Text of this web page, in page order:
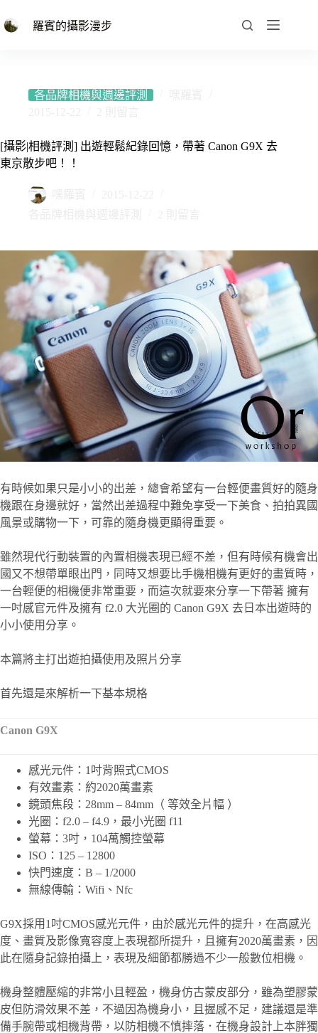
至
羅賓的攝影漫步
各品牌相機與週邊評測
[攝影|相機評測] 出遊輕鬆紀錄回憶，帶著 Canon G9X 去
東京散步吧！！
有時候如果只是小小的出差，總會希望有一台輕便畫質好的隨身
機跟在身邊就好，當然出差過程中難免享受一下美食、拍拍異國
風景或購物一下，可靠的隨身機更顯得重要 。
雖然現代行動裝置的內置相機表現已經不差，但有時候有機會出
國又不想帶單眼出門，同時又想要比手機相機有更好的畫質時，
一台輕便的相機便非常重要，而這次就要來分享一下帶著 擁有
一吋感官元件及擁有 f2.0 大光圈的 Canon G9X 去日本出遊時的
小小使用分享 。
本篇將主打出遊拍攝使用及照片分享
首先還是來解析一下基本規格
Canon G9X
感光元件：1吋背照式CMOS
有效畫素：約2020萬畫素
鏡頭焦段：28mm – 84mm（ 等效全片幅 ）
光圈：f2.0 – f4.9，最小光圈 f11
螢幕：3吋，104萬觸控螢幕
ISO：125 – 12800
快門速度：B – 1/2000
無線傳輸：Wifi、Nfc
G9X採用1吋CMOS感光元件，由於感光元件的提升，在高感光
度、畫質及影像寬容度上表現都所提升，且擁有2020萬畫素，因
此在隨身記錄拍攝上，表現及細節都勝過不少一般數位相機 。
機身整體壓縮的非常小且輕盈，機身仿古蒙皮部分，雖為塑膠蒙
皮但防滑效果不差，不過因為機身小，且握感不足，建議還是準
備手腕帶或相機背帶，以防相機不慎摔落．在機身設計上本胖獨